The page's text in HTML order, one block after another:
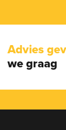
Advies
we graag